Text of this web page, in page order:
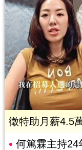
徵特助月薪4.5
何篤霖主持